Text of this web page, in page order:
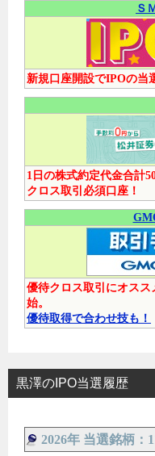
Ｓ
新規口座開設でIPOの当
1日の株式約定代金合計
クロス取引必須口座！
優待クロス取引にオス
始。
優待取得で合わせ技も！
黒澤のIPO当選履歴
2026年 当選銘柄：